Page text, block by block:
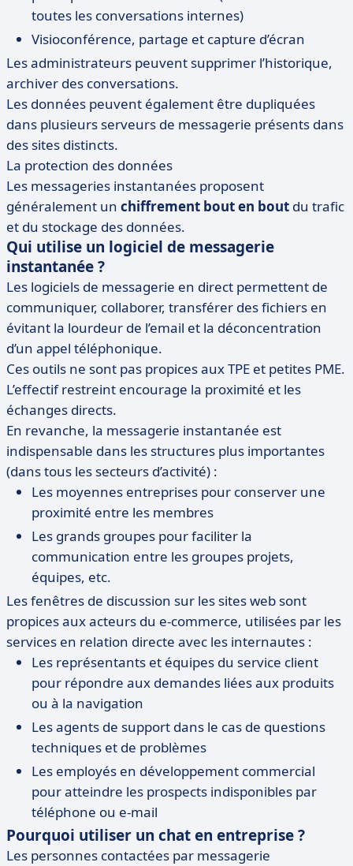
toutes les conversations internes)
Visioconférence, partage et capture d’écran
Les administrateurs peuvent supprimer l’historique,
archiver des conversations.
Les données peuvent également être dupliquées
dans plusieurs serveurs de messagerie présents dans
des sites distincts.
La protection des données
Les messageries instantanées proposent
généralement un chiffrement bout en bout du trafic
et du stockage des données.
Qui utilise un logiciel de messagerie
instantanée ?
Les logiciels de messagerie en direct permettent de
communiquer, collaborer, transférer des fichiers en
évitant la lourdeur de l’email et la déconcentration
d’un appel téléphonique.
Ces outils ne sont pas propices aux TPE et petites PME.
L’effectif restreint encourage la proximité et les
échanges directs.
En revanche, la messagerie instantanée est
indispensable dans les structures plus importantes
(dans tous les secteurs d’activité) :
Les moyennes entreprises pour conserver une
proximité entre les membres
Les grands groupes pour faciliter la
communication entre les groupes projets,
équipes, etc.
Les fenêtres de discussion sur les sites web sont
propices aux acteurs du e-commerce, utilisées par les
services en relation directe avec les internautes :
Les représentants et équipes du service client
pour répondre aux demandes liées aux produits
ou à la navigation
Les agents de support dans le cas de questions
techniques et de problèmes
Les employés en développement commercial
pour atteindre les prospects indisponibles par
téléphone ou e-mail
Pourquoi utiliser un chat en entreprise ?
Les personnes contactées par messagerie